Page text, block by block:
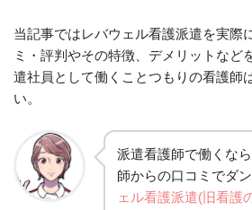
当記事ではレバウェル看護派遣を実際
ミ・評判やその特徴、デメリットなど
遣社員として働くことつもりの看護師
い。
派遣看護師で働くな
師からの口コミでダ
ェル看護派遣(旧看護